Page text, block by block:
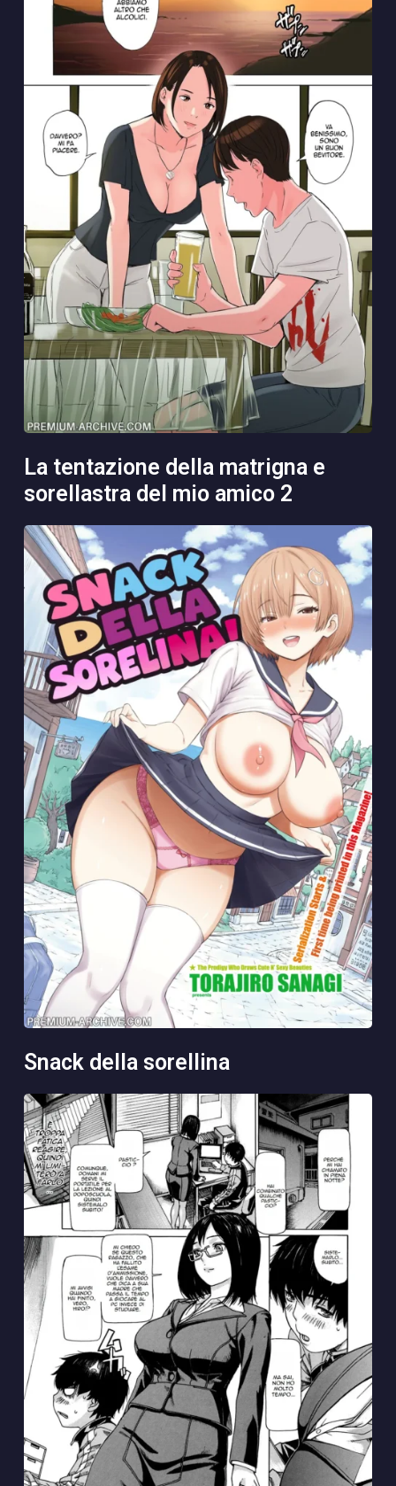
la tentazione della matrigna e
sorellastra del mio amico 2
snack della sorellina